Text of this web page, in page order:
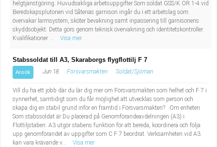
helgtjänstgöring. Huvudsakliga arbetsuppgifter Som soldat GSS/K OR 1-4 vid
Beredskapsplutonen vid Såtenäs garnison ingår du i ett arbetslag som
övervakar larmsystem, sköter bevakning samt inpassering till garnisonens
skyddsobjekt. Detta görs genom teknisk övervakning och identitetskontroller.
Kvalifikationer ...
Visa mer
Stabssoldat till A3, Skaraborgs flygflottilj F 7
Ansök Jun 18 Försvarsmakten Soldat/Sjöman
Vill du ha ett jobb där du lär dig mer om Försvarsmakten som helhet och F 7 i
synnerhet, samtidigt som du får möjlighet att utvecklas som person och
skapa dig en stabil grund inför en framtid i Försvarsmakten? Om enheten
Som stabssoldat är Du placerad på Genomförandeavdelningen (A3) i
Flottiljstaben. A3 utgör stabens funktion för att bereda, koordinera och följa
upp genomförandet av uppgifter som C F 7 beordrat. Verksamheten vid A3
kan vara krävande v...
Visa mer